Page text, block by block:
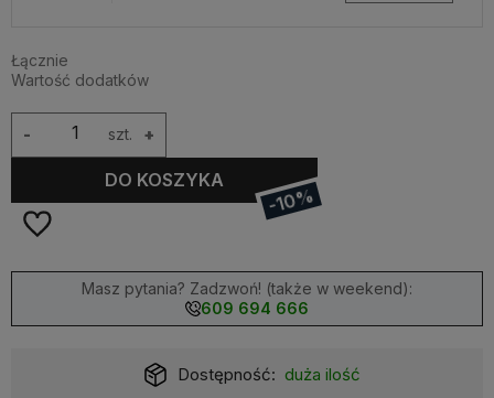
Łącznie
Wartość dodatków
szt. +
-
DO KOSZYKA
-10%
Masz pytania? Zadzwoń! (także w weekend):
609 694 666
Dostępność: duża ilość